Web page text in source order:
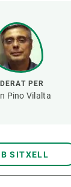
PER
Pino Vilalta
SITXELL